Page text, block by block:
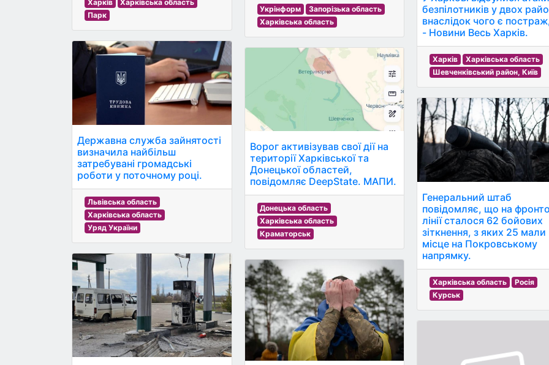
Харків
Харківська область
Парк
Державна служба зайнятості
визначила найбільш
затребувані громадські
роботи у поточному році.
Львівська область
Харківська область
Уряд України
Укрінформ
Запорізька область
Харківська область
Ворог активізував свої дії на
території Харківської та
Донецької областей,
повідомляє DeepState. МАПИ.
Донецька область
Харківська область
Краматорськ
безпілотників у двох
внаслідок чого є
- Новини Весь Харків.
Харків
Харківська область
Шевченківський район, Київ
Генеральний штаб
повідомляє, що на
лінії сталося 62 бойових
зіткнення, з яких 25 мали
місце на Покровському
напрямку.
Харківська область
Росія
Курськ